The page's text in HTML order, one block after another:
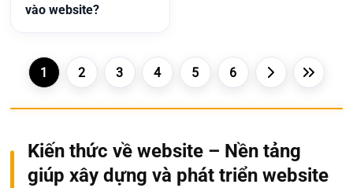
vào website?
1 2 3 4 5 6
Kiến thức về website – Nền tảng
giúp xây dựng và phát triển website